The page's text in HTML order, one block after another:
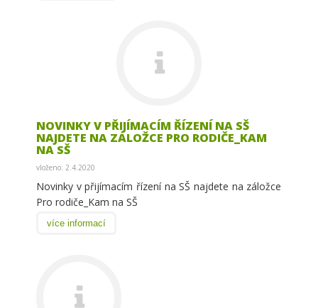
NOVINKY V PŘIJÍMACÍM ŘÍZENÍ NA SŠ
NAJDETE NA ZÁLOŽCE PRO RODIČE_KAM
NA SŠ
vloženo: 2.4.2020
Novinky v přijímacím řízení na SŠ najdete na záložce
Pro rodiče_Kam na SŠ
více informací